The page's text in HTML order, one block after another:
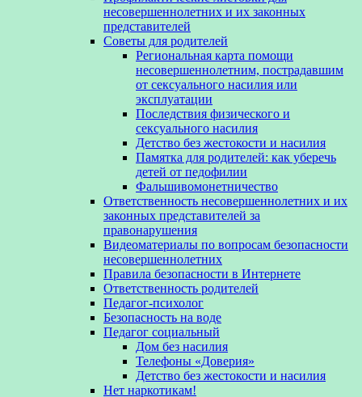
несовершеннолетних и их законных
представителей
Советы для родителей
Региональная карта помощи
несовершеннолетним, пострадавшим
от сексуального насилия или
эксплуатации
Последствия физического и
сексуального насилия
Детство без жестокости и насилия
Памятка для родителей: как уберечь
детей от педофилии
Фальшивомонетничество
Ответственность несовершеннолетних и их
законных представителей за
правонарушения
Видеоматериалы по вопросам безопасности
несовершеннолетних
Правила безопасности в Интернете
Ответственность родителей
Педагог-психолог
Безопасность на воде
Педагог социальный
Дом без насилия
Телефоны «Доверия»
Детство без жестокости и насилия
Нет наркотикам!